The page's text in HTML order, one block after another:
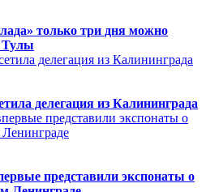
только три дня можно
Тулы
делегация из Калининграда
представили экспонаты о